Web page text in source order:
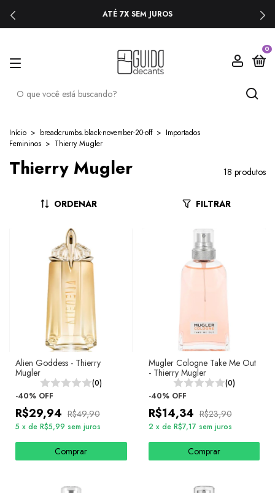
ATÉ 7X SEM JUROS
0
Início > breadcrumbs.black-november-20-off > Importados
Femininos > Thierry Mugler
Thierry Mugler 18 produtos
ORDENAR FILTRAR
Alien Goddess - Thierry
Mugler
(0)
-40% OFF
R$29,94 R$49,90
5 x de R$5,99 sem juros
Comprar
Mugler Cologne Take Me Out
- Thierry Mugler
(0)
-40% OFF
R$14,34 R$23,90
2 x de R$7,17 sem juros
Comprar